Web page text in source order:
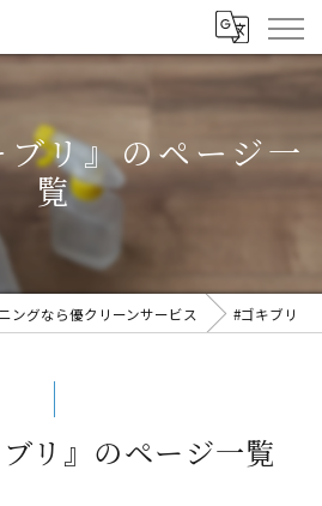
リ』のページ一
覧
ングなら優クリーンサービス #ゴキブリ
リ』のページ一覧